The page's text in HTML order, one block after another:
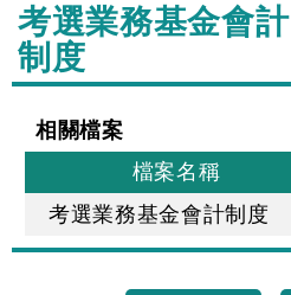
:::
考選業務基金會計
制度
相關檔案
檔案名稱
考選業務基金會計制度